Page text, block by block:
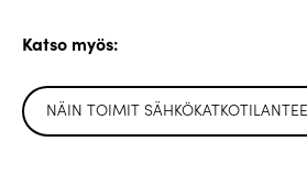
Katso myös:
NÄIN TOIMIT